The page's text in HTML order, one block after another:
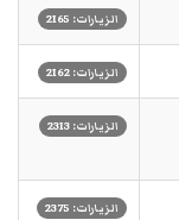
الزيارات: 2165
الزيارات: 2162
الزيارات: 2313
الزيارات: 2375